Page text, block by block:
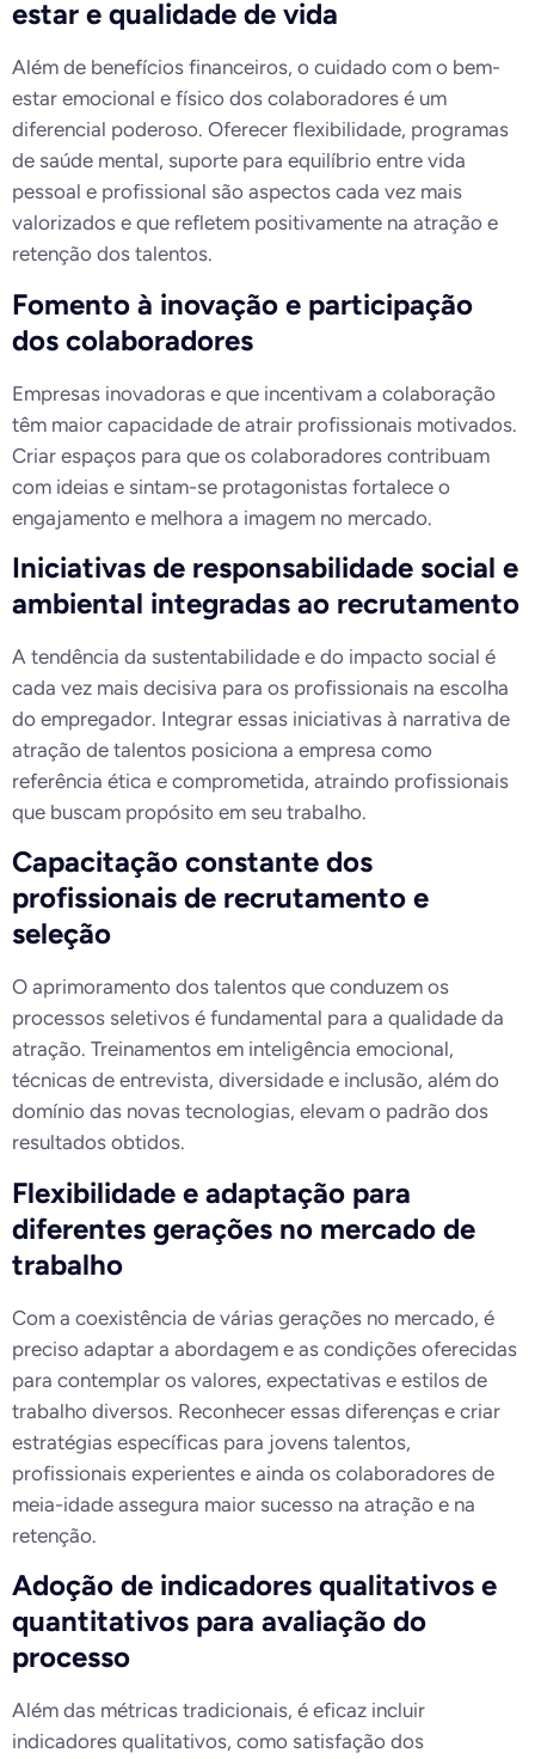
estar e qualidade de vida
Além de benefícios financeiros, o cuidado com o bem-
estar emocional e físico dos colaboradores é um
diferencial poderoso. Oferecer flexibilidade, programas
de saúde mental, suporte para equilíbrio entre vida
pessoal e profissional são aspectos cada vez mais
valorizados e que refletem positivamente na atração e
retenção dos talentos.
Fomento à inovação e participação
dos colaboradores
Empresas inovadoras e que incentivam a colaboração
têm maior capacidade de atrair profissionais motivados.
Criar espaços para que os colaboradores contribuam
com ideias e sintam-se protagonistas fortalece o
engajamento e melhora a imagem no mercado.
Iniciativas de responsabilidade social e
ambiental integradas ao recrutamento
A tendência da sustentabilidade e do impacto social é
cada vez mais decisiva para os profissionais na escolha
do empregador. Integrar essas iniciativas à narrativa de
atração de talentos posiciona a empresa como
referência ética e comprometida, atraindo profissionais
que buscam propósito em seu trabalho.
Capacitação constante dos
profissionais de recrutamento e
seleção
O aprimoramento dos talentos que conduzem os
processos seletivos é fundamental para a qualidade da
atração. Treinamentos em inteligência emocional,
técnicas de entrevista, diversidade e inclusão, além do
domínio das novas tecnologias, elevam o padrão dos
resultados obtidos.
Flexibilidade e adaptação para
diferentes gerações no mercado de
trabalho
Com a coexistência de várias gerações no mercado, é
preciso adaptar a abordagem e as condições oferecidas
para contemplar os valores, expectativas e estilos de
trabalho diversos. Reconhecer essas diferenças e criar
estratégias específicas para jovens talentos,
profissionais experientes e ainda os colaboradores de
meia-idade assegura maior sucesso na atração e na
retenção.
Adoção de indicadores qualitativos e
quantitativos para avaliação do
processo
Além das métricas tradicionais, é eficaz incluir
indicadores qualitativos, como satisfação dos